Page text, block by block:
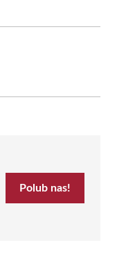
Polub nas!